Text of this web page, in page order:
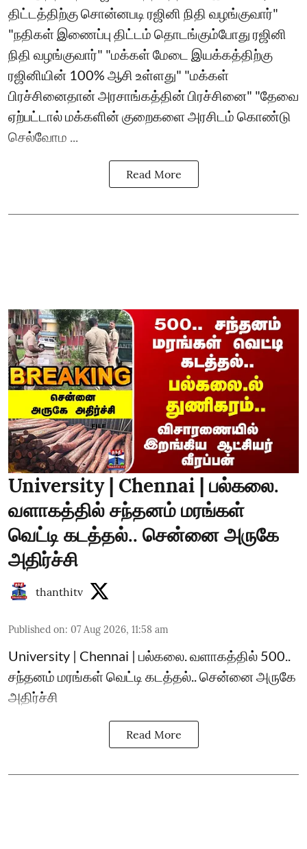
திட்டத்திற்கு சொன்னபடி ரஜினி நிதி வழங்குவார்"
"நதிகள் இணைப்பு திட்டம் தொடங்கும்போது ரஜினி
நிதி வழங்குவார்" "மக்கள் மேடை இயக்கத்திற்கு
ரஜினியின் 100% ஆசி உள்ளது" "மக்கள்
பிரச்சினைதான் அரசாங்கத்தின் பிரச்சினை" "தேவை
ஏற்பட்டால் மக்களின் குறைகளை அரசிடம் கொண்டு
செல்வோம ...
Read More
University | Chennai | பல்கலை.
வளாகத்தில் சந்தனம் மரங்கள்
வெட்டி கடத்தல்.. சென்னை அருகே
அதிர்ச்சி
thanthitv
Published on: 07 Aug 2026, 11:58 am
University | Chennai | பல்கலை. வளாகத்தில் 500..
சந்தனம் மரங்கள் வெட்டி கடத்தல்.. சென்னை அருகே
அதிர்ச்சி
Read More